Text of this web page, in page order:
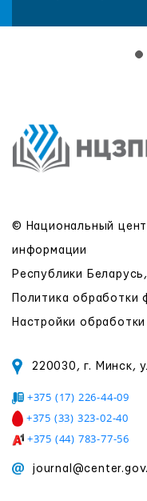
© Национальный
информации
Республики
Политика обработки
Настройки
220030, г. Минск,
+375 (17) 226-44-09
+375 (33) 323-02-40
+375 (44) 783-77-56